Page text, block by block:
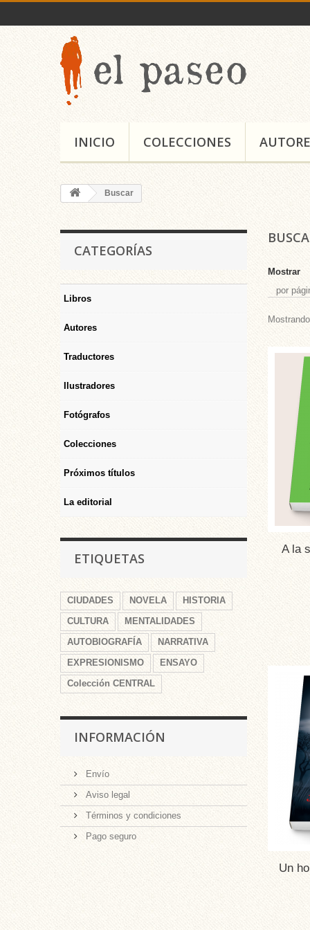
INICIO COLECCIONES
Buscar
CATEGORÍAS
Libros
Autores
Traductores
Ilustradores
Fotógrafos
Colecciones
Próximos títulos
La editorial
ETIQUETAS
CIUDADES NOVELA
HISTORIA
CULTURA
MENTALIDADES
AUTOBIOGRAFÍA
NARRATIVA
EXPRESIONISMO
ENSAYO
Colección CENTRAL
INFORMACIÓN
Envío
Aviso legal
Términos y condiciones
Pago seguro
Mostrar
por
A la
Un